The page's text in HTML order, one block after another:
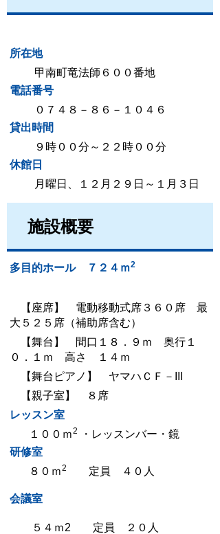
所在地
甲南町竜法師６００番地
電話番号
０７４８－８６－１０４６
貸出時間
９時００分～２２時００分
休館日
月曜日、１２月２９日～１月３日
施設概要
多目的ホール ７２４ｍ2
【座席】 電動移動式席３６０席 最
大５２５席（補助席含む）
【舞台】 間口１８．９ｍ 奥行１
０．１ｍ 高さ １４ｍ
【舞台ピアノ】 ヤマハＣＦ－III
【親子室】 ８席
レッスン室
１００ｍ2
・レッスンバー・鏡
研修室
８０ｍ2 定員 ４０人
会議室
５４ｍ2 定員 ２０人